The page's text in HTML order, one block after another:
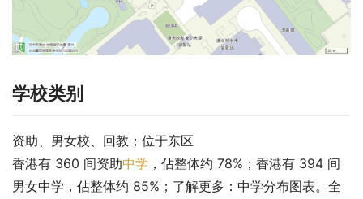
学校类别
资助、男女校、回教；位于东区
香港有 360 间资助中学 ，佔整体约 78%；香港有 394 间
男女中学，佔整体约 85%；了解更多：中学分布图表。全